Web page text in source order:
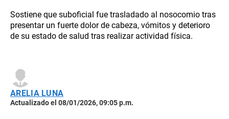
Sostiene que suboficial fue trasladado al nosocomio tras
presentar un fuerte dolor de cabeza, vómitos y deterioro
de su estado de salud tras realizar actividad física.
ARELIA LUNA
Actualizado el 08/01/2026, 09:05 p.m.